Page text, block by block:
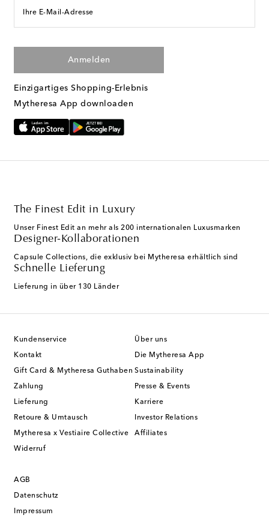
Ihre E-Mail-Adresse
Anmelden
Einzigartiges Shopping-Erlebnis
Mytheresa App downloaden
The Finest Edit in Luxury
Unser Finest Edit an mehr als 200 internationalen Luxusmarken
Designer-Kollaborationen
Capsule Collections, die exklusiv bei Mytheresa erhältlich sind
Schnelle Lieferung
Lieferung in über 130 Länder
Kundenservice
Kontakt
Gift Card & Mytheresa Guthaben
Zahlung
Lieferung
Retoure & Umtausch
Mytheresa x Vestiaire Collective
Widerruf
Über uns
Die Mytheresa App
Sustainability
Presse & Events
Karriere
Investor Relations
Affiliates
AGB
Datenschutz
Impressum